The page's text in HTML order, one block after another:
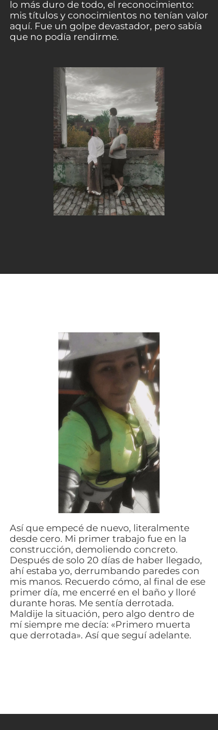
lo más duro de todo, el reconocimiento:
mis títulos y conocimientos no tenían valor
aquí. Fue un golpe devastador, pero sabía
que no podía rendirme.
Así que empecé de nuevo, literalmente
desde cero. Mi primer trabajo fue en la
construcción, demoliendo concreto.
Después de solo 20 días de haber llegado,
ahí estaba yo, derrumbando paredes con
mis manos. Recuerdo cómo, al final de ese
primer día, me encerré en el baño y lloré
durante horas. Me sentía derrotada.
Maldije la situación, pero algo dentro de
mí siempre me decía: «Primero muerta
que derrotada». Así que seguí adelante.